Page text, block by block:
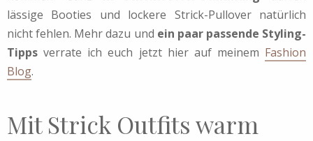
lässige Booties und lockere Strick-Pullover natürlich
nicht fehlen. Mehr dazu und ein paar passende Styling-
Tipps verrate ich euch jetzt hier auf meinem Fashion
Blog.
Mit Strick Outfits warm